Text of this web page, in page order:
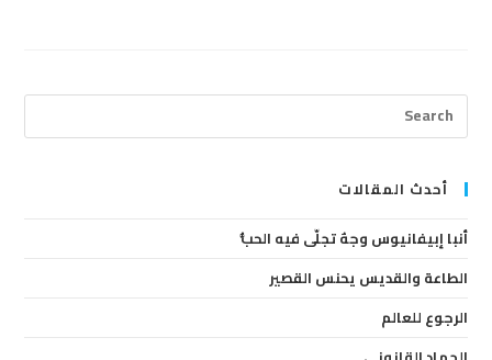
أحدث المقالات
أنبا إبيفانيوس وجهٌ تجلّى فيه الحبُّ
الطاعة والقديس يحنس القصير
الرجوع للعالم